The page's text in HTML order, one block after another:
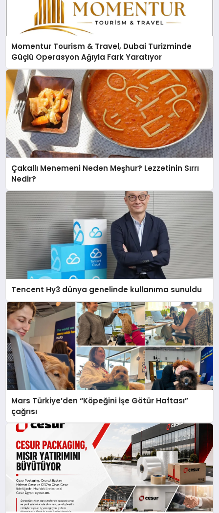
Momentur Tourism & Travel, Dubai Turizminde
Güçlü Operasyon Ağıyla Fark Yaratıyor
Çakallı Menemeni Neden Meşhur? Lezzetinin Sırrı
Nedir?
Tencent Hy3 dünya genelinde kullanıma sunuldu
Mars Türkiye’den “Köpeğini İşe Götür Haftası”
çağrısı